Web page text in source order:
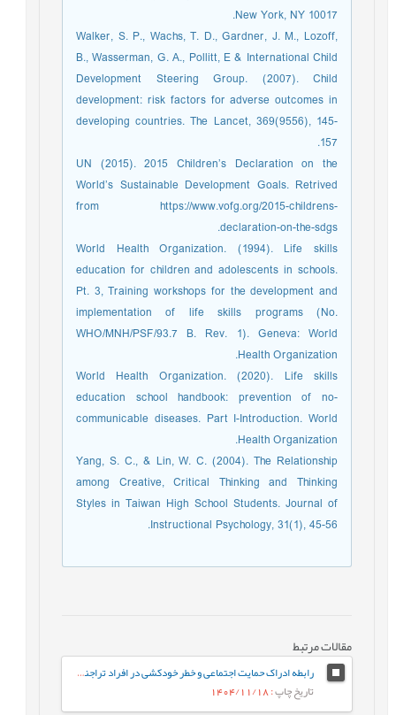
New York, NY 10017.
Walker, S. P., Wachs, T. D., Gardner, J. M., Lozoff,
B., Wasserman, G. A., Pollitt, E & International Child
Development Steering Group. (2007). Child
development: risk factors for adverse outcomes in
developing countries. The Lancet, 369(9556), 145-
157.
UN (2015). 2015 Children’s Declaration on the
World’s Sustainable Development Goals. Retrived
from https://www.vofg.org/2015-childrens-
declaration-on-the-sdgs.
World Health Organization. (1994). Life skills
education for children and adolescents in schools.
Pt. 3, Training workshops for the development and
implementation of life skills programs (No.
WHO/MNH/PSF/93.7 B. Rev. 1). Geneva: World
Health Organization.
World Health Organization. (2020). Life skills
education school handbook: prevention of no-
communicable diseases. Part I-Introduction. World
Health Organization.
Yang, S. C., & Lin, W. C. (2004). The Relationship
among Creative, Critical Thinking and Thinking
Styles in Taiwan High School Students. Journal of
Instructional Psychology, 31(1), 45-56.
مقالات مرتبط
رابطه ادراک حمایت اجتماعی و خطر خودکشی در افراد تراجنسیتی: نقش میانجی‌گر افسردگی
تاریخ چاپ: 1404/11/18